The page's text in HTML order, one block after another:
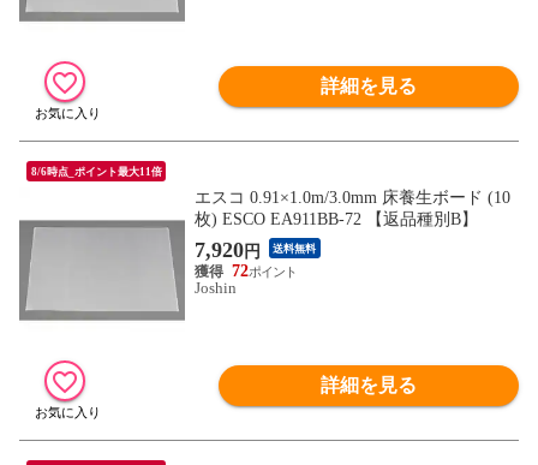
詳細を見る
8/6時点_ポイント最大11倍
エスコ 0.91×1.0m/3.0mm 床養生ボード (10
枚) ESCO EA911BB-72 【返品種別B】
7,920円 送料無料
72
Joshin
詳細を見る